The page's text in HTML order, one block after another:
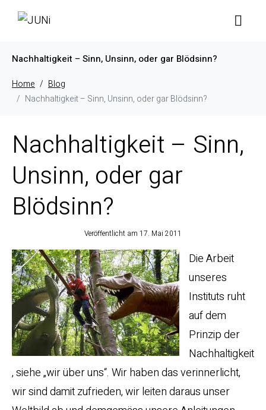
Nachhaltigkeit – Sinn, Unsinn, oder gar Blödsinn?
Home
Blog
Nachhaltigkeit – Sinn, Unsinn, oder gar Blödsinn?
Nachhaltigkeit – Sinn,
Unsinn, oder gar
Blödsinn?
Veröffentlicht am 17. Mai 2011
Die Arbeit
unseres
Instituts ruht
auf dem
Prinzip der
Nachhaltigkeit
, siehe „wir über uns“. Wir haben das verinnerlicht,
wir sind damit zufrieden, wir leiten daraus unser